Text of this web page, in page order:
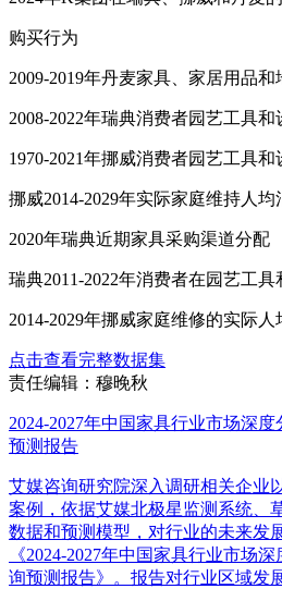
购买行为
2009-2019年丹麦家具、家居用品
2008-2022年瑞典消费者园艺工具和
1970-2021年挪威消费者园艺工具和
挪威2014-2029年实际家庭维持人均
2020年瑞典近期家具采购渠道分配
瑞典2011-2022年消费者在园艺工
2014-2029年挪威家庭维修的实际人
点击查看完整数据集
责任编辑：穆晚秋
2024-2027年中国家具行业市场深
预测报告
艾媒咨询研究院深入调研相关企业
案例，依据艾媒北极星监测系统、
数据和预测模型，对行业的未来发
《2024-2027年中国家具行业市场
询预测报告》。报告对行业区域发